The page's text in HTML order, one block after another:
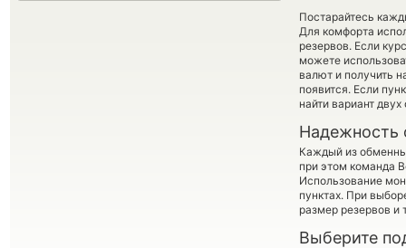
Постарайтесь
Для комфорта
резервов. Если
можете
валют и получить
появится. Если
найти вариант
Надежность
Каждый из
при этом команда
Использование
пунктах. При
размер резервов и
Выберите